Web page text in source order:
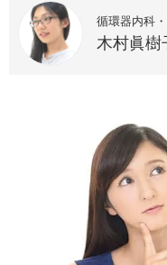
ります。
2. 本コラムにおける一
費者の皆さまが適切な
メーカーや販売業者か
対価を受け取っている
3. 本コラムに記載され
れの提供元または権利
4. 前述の内容に関連し
循環器内科
木村眞樹